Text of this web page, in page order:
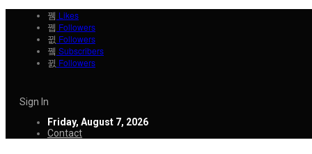
Likes
Followers
Followers
Subscribers
Followers
Sign In
Friday, August 7, 2026
Contact